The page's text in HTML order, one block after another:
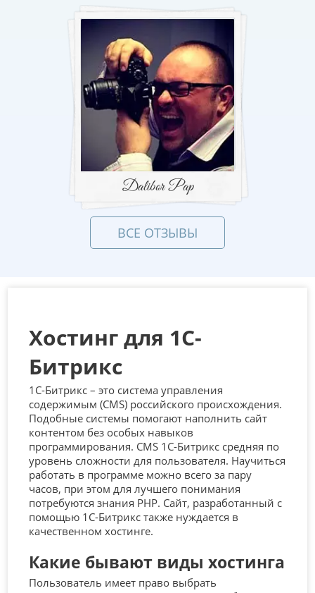
Dalibor Pap
ВСЕ ОТЗЫВЫ
Хостинг для 1С-
Битрикс
1С-Битрикс – это система управления
содержимым (CMS) российского происхождения.
Подобные системы помогают наполнить сайт
контентом без особых навыков
программирования. CMS 1С-Битрикс средняя по
уровень сложности для пользователя. Научиться
работать в программе можно всего за пару
часов, при этом для лучшего понимания
потребуются знания PHP. Сайт, разработанный с
помощью 1С-Битрикс также нуждается в
качественном хостинге.
Какие бывают виды хостинга
Пользователь имеет право выбрать